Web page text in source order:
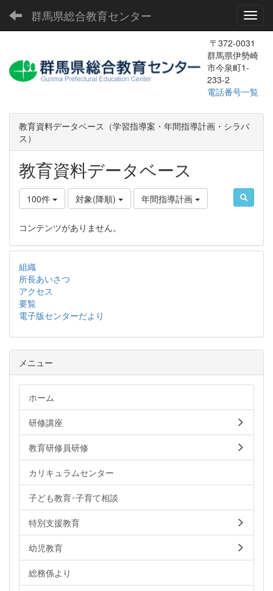
群馬県総合教育センター
〒372-0031
群馬県伊勢崎
市今泉町1-
233-2
電話番号一覧
教育資料データベース（学習指導案・年間指導計画・シラバ
ス）
教育資料データベース
100件 対象(降順) 年間指導計画
コンテンツがありません。
組織
所長あいさつ
アクセス
要覧
電子版センターだより
メニュー
ホーム
研修講座
教育研修員研修
カリキュラムセンター
子ども教育･子育て相談
特別支援教育
幼児教育
総務係より